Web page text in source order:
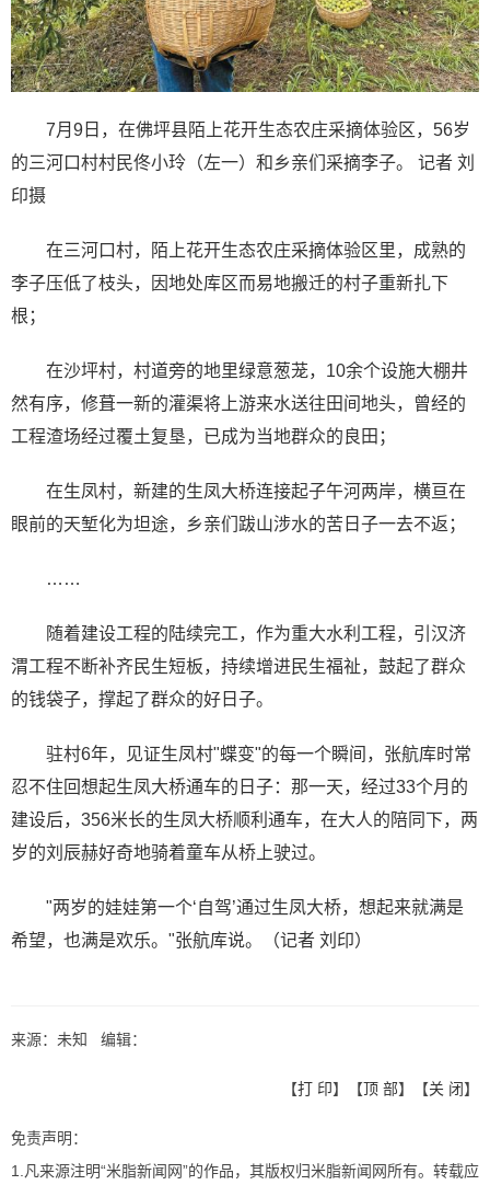
7月9日，在佛坪县陌上花开生态农庄采摘体验区，56岁
的三河口村村民佟小玲（左一）和乡亲们采摘李子。 记者 刘
印摄
在三河口村，陌上花开生态农庄采摘体验区里，成熟的
李子压低了枝头，因地处库区而易地搬迁的村子重新扎下
根；
在沙坪村，村道旁的地里绿意葱茏，10余个设施大棚井
然有序，修葺一新的灌渠将上游来水送往田间地头，曾经的
工程渣场经过覆土复垦，已成为当地群众的良田；
在生凤村，新建的生凤大桥连接起子午河两岸，横亘在
眼前的天堑化为坦途，乡亲们跋山涉水的苦日子一去不返；
……
随着建设工程的陆续完工，作为重大水利工程，引汉济
渭工程不断补齐民生短板，持续增进民生福祉，鼓起了群众
的钱袋子，撑起了群众的好日子。
驻村6年，见证生凤村"蝶变"的每一个瞬间，张航库时常
忍不住回想起生凤大桥通车的日子：那一天，经过33个月的
建设后，356米长的生凤大桥顺利通车，在大人的陪同下，两
岁的刘辰赫好奇地骑着童车从桥上驶过。
"两岁的娃娃第一个‘自驾’通过生凤大桥，想起来就满是
希望，也满是欢乐。"张航库说。（记者 刘印）
来源：未知 编辑：
【打 印】【顶 部】【关 闭】
免责声明：
1.凡来源注明“米脂新闻网”的作品，其版权归米脂新闻网所有。转载应